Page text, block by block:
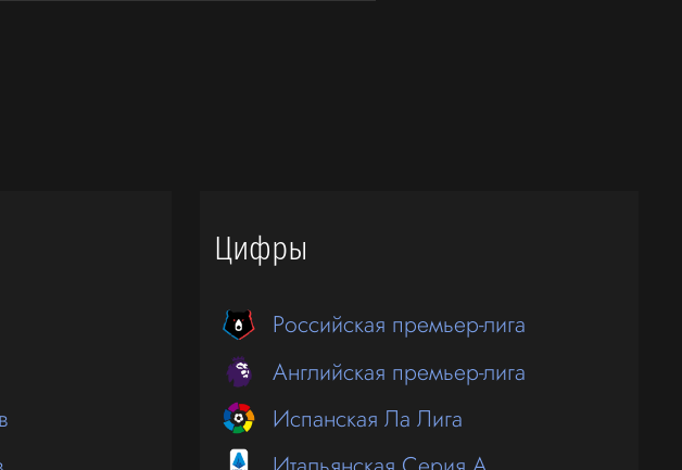
Цифры
Российская премьер-лига
Английская премьер-лига
Испанская Ла Лига